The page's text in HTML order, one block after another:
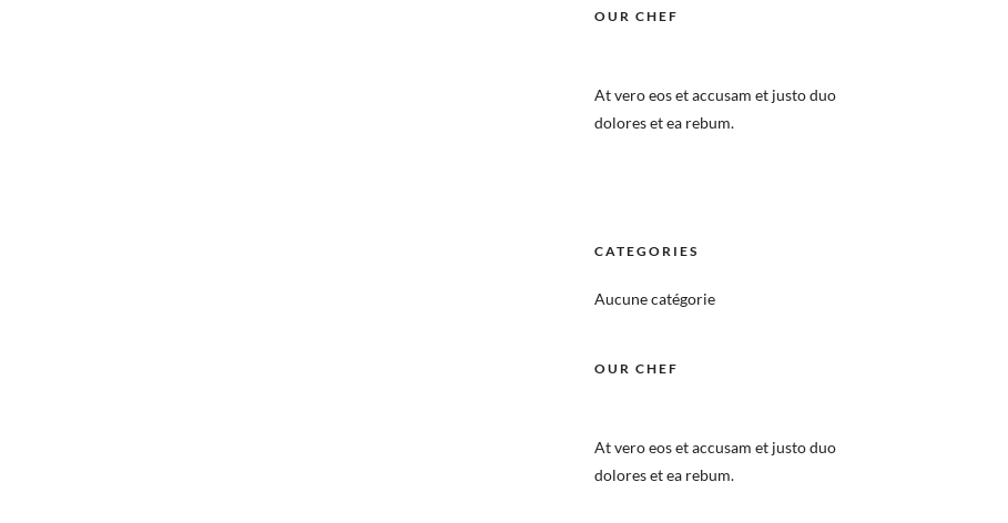
OUR CHEF
At vero eos et accusam et justo duo
dolores et ea rebum.
CATEGORIES
Aucune catégorie
OUR CHEF
At vero eos et accusam et justo duo
dolores et ea rebum.